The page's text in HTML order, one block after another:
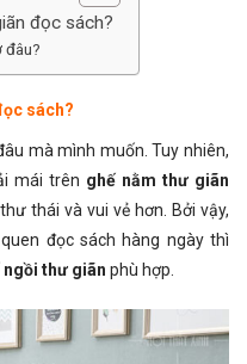
đọc sách?
đâu?
sách?
mà mình muốn. Tuy nhiên,
mái trên ghế nằm thư giãn
thái và vui vẻ hơn. Bởi vậy,
đọc sách hàng ngày thì
ngồi thư giãn phù hợp.